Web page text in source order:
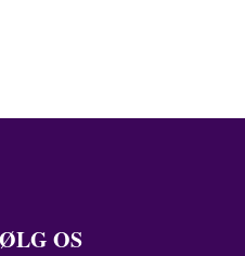
OS